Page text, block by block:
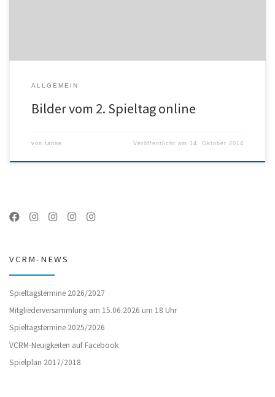
ALLGEMEIN
Bilder vom 2. Spieltag online
von tanne Veröffentlicht am 14. Oktober 2014
VCRM-NEWS
Spieltagstermine 2026/2027
Mitgliederversammlung am 15.06.2026 um 18 Uhr
Spieltagstermine 2025/2026
VCRM-Neuigkeiten auf Facebook
Spielplan 2017/2018